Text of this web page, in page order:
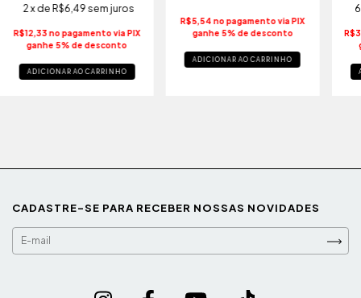
2x de R$6,49 sem juros
R$12,33 no pagamento via PIX
ganhe 5% de desconto
ADICIONAR AO CARRINHO
R$5,54 no pagamento via PIX
ganhe 5% de desconto
ADICIONAR AO CARRINHO
6
CADASTRE-SE PARA RECEBER NOSSAS NOVIDADES